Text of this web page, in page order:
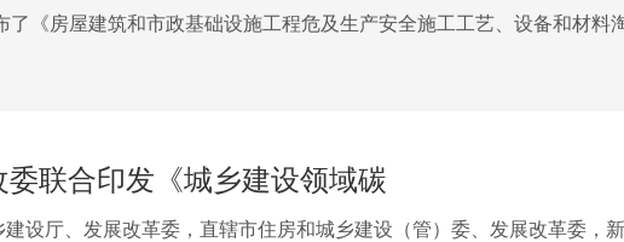
了《房屋建筑和市政基础设施工程危及生产安全施工工艺、设备和材料
联合印发《城乡建设领域碳
设厅、发展改革委，直辖市住房和城乡建设（管）委、发展改革委，